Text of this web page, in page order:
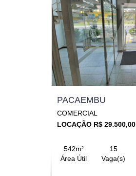
PACAEMBU
COMERCIAL
LOCAÇÃO R$ 29.500,00
542m²
Área Útil
15
Vaga(s)